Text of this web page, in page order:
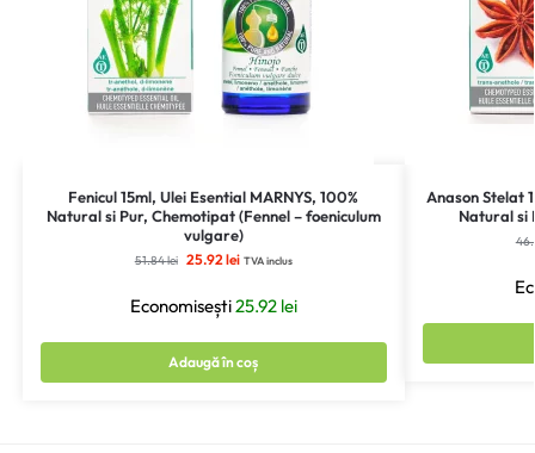
Fenicul 15ml, Ulei Esential MARNYS, 100%
Natural si Pur, Chemotipat (Fennel – foeniculum
vulgare)
51.84lei 25.92 lei TVA inclus
Economisești25.92 lei
Adaugă în coș
Anason Stelat
Natural si